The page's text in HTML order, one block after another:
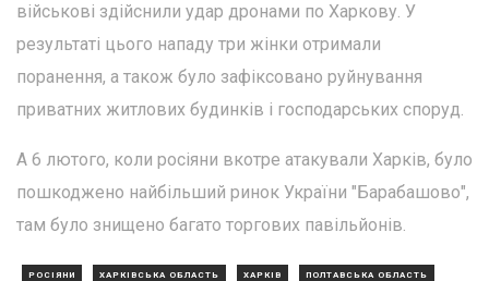
військові здійснили удар дронами по Харкову. У
результаті цього нападу три жінки отримали
поранення, а також було зафіксовано руйнування
приватних житлових будинків і господарських споруд.
А 6 лютого, коли росіяни вкотре атакували Харків, було
пошкоджено найбільший ринок України "Барабашово",
там було знищено багато торгових павільйонів.
РОСІЯНИ ХАРКІВСЬКА ОБЛАСТЬ ХАРКІВ ПОЛТАВСЬКА ОБЛАСТЬ